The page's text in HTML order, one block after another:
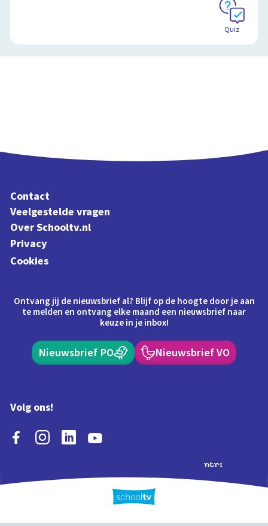
Quiz
Contact
Veelgestelde vragen
Over Schooltv.nl
Privacy
Cookies
Ontvang jij de nieuwsbrief al? Blijf op de hoogte door je aan
te melden en ontvang elke maand een nieuwsbrief naar
keuze in je inbox!
Nieuwsbrief PO Nieuwsbrief VO
Volg ons!